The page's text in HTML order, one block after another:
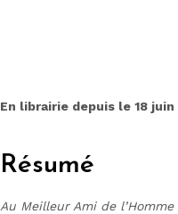
En librairie depuis le 18 juin
Résumé
Au Meilleur Ami de l’Homme